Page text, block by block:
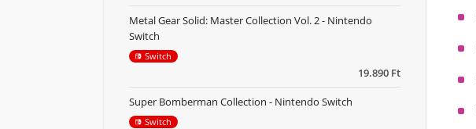
19.890 Ft
Metal Gear Solid: Master Collection Vol. 2 - Nintendo
Switch
Switch
Super Bomberman Collection - Nintendo Switch
Switch